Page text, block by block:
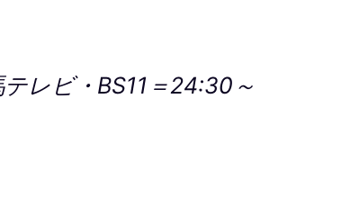
レビ・BS11＝24:30～